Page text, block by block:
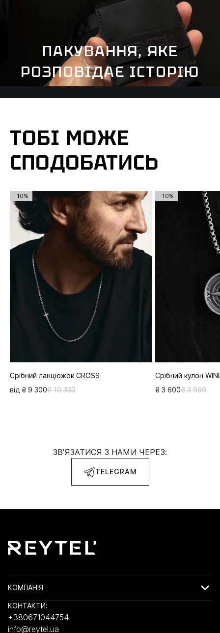
ПАКУВАННЯ, ЯКЕ
РОЗПОВІДАЄ ІСТОРІЮ
ТОБІ МОЖЕ
СПОДОБАТИСЬ
-10%
Срібний ланцюжок CROSS
від ₴ 9 300₴ 10 330
-10%
Срібний кулон
₴ 3 600₴ 3 990
ЗВ'ЯЗАТИСЯ З НАМИ ЧЕРЕЗ:
TELEGRAM
КОМПАНІЯ
КОНТАКТИ:
+380671044754
info@reytel.ua